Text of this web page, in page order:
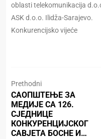
oblasti telekomunikacija
ASK d.o.o. Ilidža-Sarajevo.
Konkurencijsko vijeće
Prethodni
САОПШТЕЊЕ ЗА
МЕДИЈЕ СА 126.
СЈЕДНИЦЕ
КОНКУРЕНЦИЈСКОГ
САВЈЕТА БОСНЕ И…